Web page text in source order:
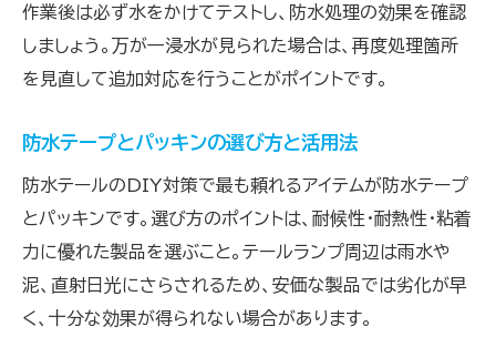
水漏れゼロを目指すメンテナンスのコツ
トレーラー用テールランプ防水の長期維持策
防水対策で釣行後も安心なトレーラー生活
作業後は必ず水をかけてテストし、防水処理の効果を確認
しましょう。万が一浸水が見られた場合は、再度処理箇所
を見直して追加対応を行うことがポイントです。
防水テープとパッキンの選び方と活用法
防水テールのDIY対策で最も頼れるアイテムが防水テープ
とパッキンです。選び方のポイントは、耐候性・耐熱性・粘着
力に優れた製品を選ぶこと。テールランプ周辺は雨水や
泥、直射日光にさらされるため、安価な製品では劣化が早
く、十分な効果が得られない場合があります。